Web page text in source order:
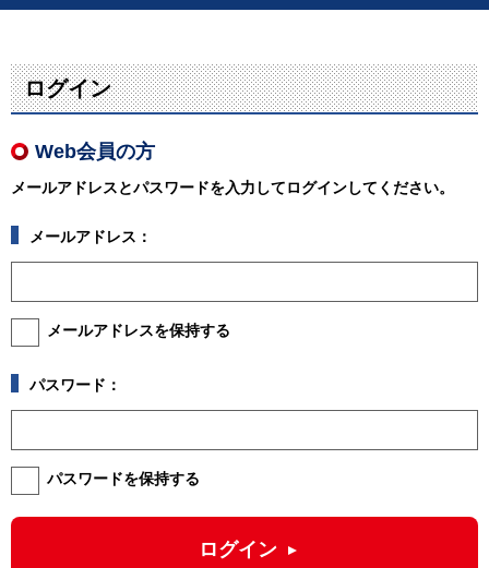
ログイン
Web会員の方
メールアドレスとパスワードを入力してログインしてください。
メールアドレス：
メールアドレスを保持する
パスワード：
パスワードを保持する
ログイン